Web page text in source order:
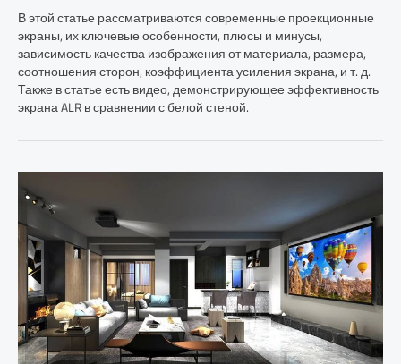
В этой статье рассматриваются современные проекционные
экраны, их ключевые особенности, плюсы и минусы,
зависимость качества изображения от материала, размера,
соотношения сторон, коэффициента усиления экрана, и т. д.
Также в статье есть видео, демонстрирующее эффективность
экрана ALR в сравнении с белой стеной.